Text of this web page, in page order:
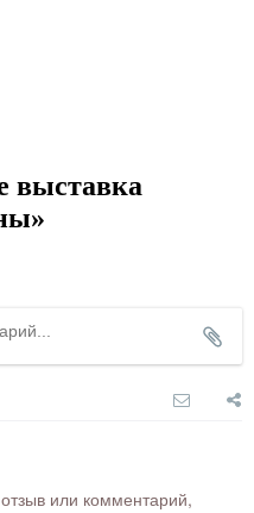
выставка
или комментарий,